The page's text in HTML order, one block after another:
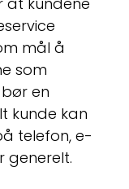
mål å
som
en
kunde kan
telefon, e-
generelt.